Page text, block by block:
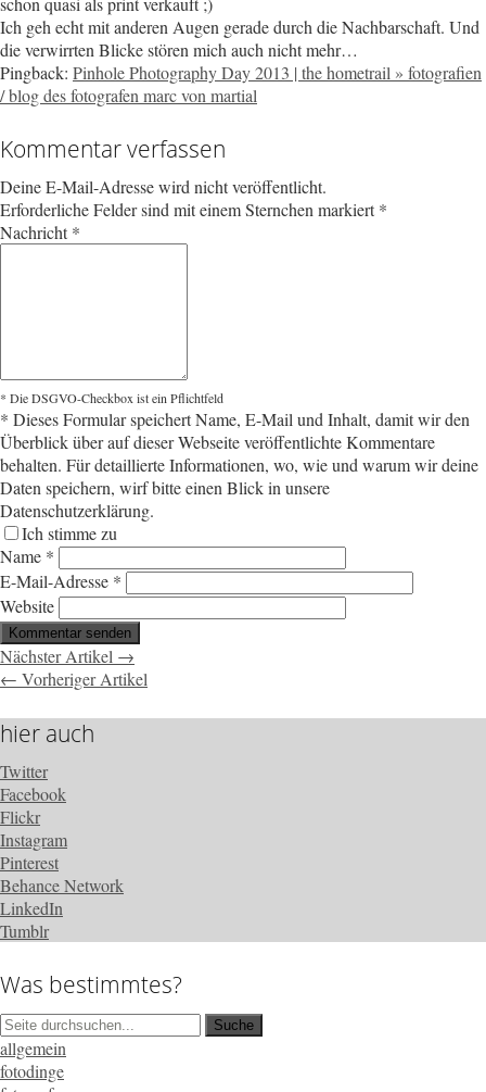
Ich geh echt mit anderen Augen gerade durch die Nachbarschaft. Und
die verwirrten Blicke stören mich auch nicht mehr…
Pingback: Pinhole Photography Day 2013 | the hometrail » fotografien
/ blog des fotografen marc von martial
Kommentar verfassen
Deine E-Mail-Adresse wird nicht veröffentlicht.
Erforderliche Felder sind mit einem Sternchen markiert*
Nachricht*
* Die DSGVO-Checkbox ist ein Pflichtfeld
* Dieses Formular speichert Name, E-Mail und Inhalt, damit wir den
Überblick über auf dieser Webseite veröffentlichte Kommentare
behalten. Für detaillierte Informationen, wo, wie und warum wir deine
Daten speichern, wirf bitte einen Blick in unsere
Datenschutzerklärung.
Ich stimme zu
Name *
E-Mail-Adresse *
Website
Nächster Artikel →
← Vorheriger Artikel
hier auch
Twitter
Facebook
Flickr
Instagram
Pinterest
Behance Network
LinkedIn
Tumblr
Was bestimmtes?
allgemein
fotodinge